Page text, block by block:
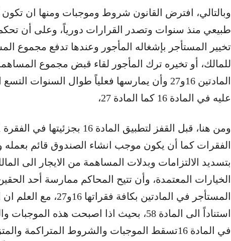
وبالتالي، افترض القانون شروط وموجبات ومنها ان
طبيعي منذ سنوات وتصدر القرارات دورياً، وعلى أن تحكم
تخيير المستأجر بإشغاله المأجور وعندها تدفع مجموع
للمالك، أو تخيره ترك المأجور لقاء قبض مجموع
المادتين 16و27 وأن يمارسها فعلياً طوال
عليه في المادة 16 كما المادة 27،
الفقرات كما أن يكون موجب انشاء الصندوق قائم بعمله
بتسديد الالتزامات وبدلات المساهمة من الايجار الى
الخيارات المعتمدة، وأن تتيح المحاكم ممارسة أحد
المستأجر في المادتين
استناداً الى المادة 58، بحيث اذا اصبحت هذه
في المادة 16تسقط الموجبات والشروط المتراكمة